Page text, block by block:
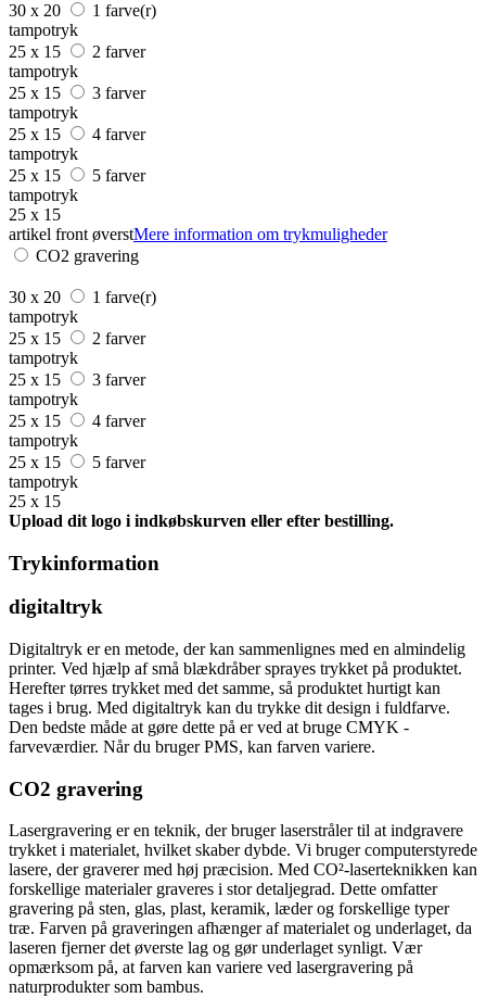
30 x 20
1 farve(r)
tampotryk
25 x 15
2 farver
tampotryk
25 x 15
3 farver
tampotryk
25 x 15
4 farver
tampotryk
25 x 15
5 farver
tampotryk
25 x 15
artikel front øverstMere information om trykmuligheder
CO2 gravering
30 x 20
1 farve(r)
tampotryk
25 x 15
2 farver
tampotryk
25 x 15
3 farver
tampotryk
25 x 15
4 farver
tampotryk
25 x 15
5 farver
tampotryk
25 x 15
Upload dit logo i indkøbskurven eller efter bestilling.
Trykinformation
digitaltryk
Digitaltryk er en metode, der kan sammenlignes med en almindelig
printer. Ved hjælp af små blækdråber sprayes trykket på produktet.
Herefter tørres trykket med det samme, så produktet hurtigt kan
tages i brug. Med digitaltryk kan du trykke dit design i fuldfarve.
Den bedste måde at gøre dette på er ved at bruge CMYK -
farveværdier. Når du bruger PMS, kan farven variere.
CO2 gravering
Lasergravering er en teknik, der bruger laserstråler til at indgravere
trykket i materialet, hvilket skaber dybde. Vi bruger computerstyrede
lasere, der graverer med høj præcision. Med CO²-laserteknikken kan
forskellige materialer graveres i stor detaljegrad. Dette omfatter
gravering på sten, glas, plast, keramik, læder og forskellige typer
træ. Farven på graveringen afhænger af materialet og underlaget, da
laseren fjerner det øverste lag og gør underlaget synligt. Vær
opmærksom på, at farven kan variere ved lasergravering på
naturprodukter som bambus.